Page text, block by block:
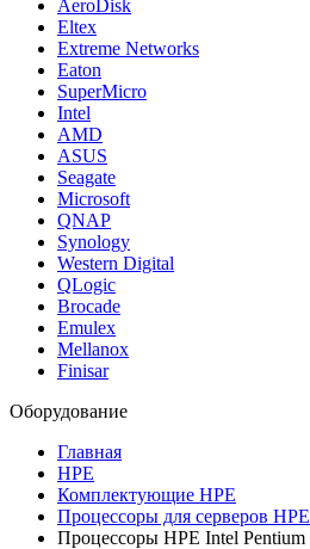
AeroDisk
Eltex
Extreme Networks
Eaton
SuperMicro
Intel
AMD
ASUS
Seagate
Microsoft
QNAP
Synology
Western Digital
QLogic
Brocade
Emulex
Mellanox
Finisar
Оборудование
Главная
HPE
Комплектующие HPE
Процессоры для серверов HPE
Процессоры HPE Intel Pentium